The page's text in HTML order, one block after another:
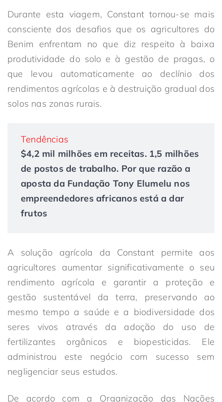
Durante esta viagem, Constant tornou-se mais
consciente dos desafios que os agricultores do
Benim enfrentam no que diz respeito à baixa
produtividade do solo e à gestão de pragas, o
que levou automaticamente ao declínio dos
rendimentos agrícolas e à destruição gradual dos
solos nas zonas rurais.
Tendências
$4,2 mil milhões em receitas. 1,5 milhões
de postos de trabalho. Por que razão a
aposta da Fundação Tony Elumelu nos
empreendedores africanos está a dar
frutos
A solução agrícola da Constant permite aos
agricultores aumentar significativamente o seu
rendimento agrícola e garantir a proteção e
gestão sustentável da terra, preservando ao
mesmo tempo a saúde e a biodiversidade dos
seres vivos através da adoção do uso de
fertilizantes orgânicos e biopesticidas. Ele
administrou este negócio com sucesso sem
negligenciar seus estudos.
De acordo com a Organização das Nações